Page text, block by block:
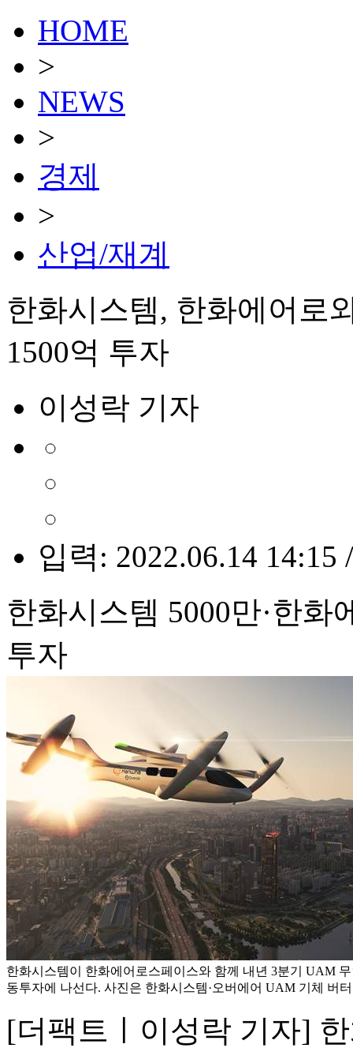
HOME
>
NEWS
>
경제
>
산업/재계
한화시스템, 한화에어로
1500억 투자
이성락 기자
입력: 2022.06.14 14:15
한화시스템 5000만·한화
투자
한화시스템이 한화에어로스페이스와 함께 내년 3분기 UAM
동투자에 나선다. 사진은 한화시스템·오버에어 UAM 기체 버
[더팩트ㅣ이성락 기자]